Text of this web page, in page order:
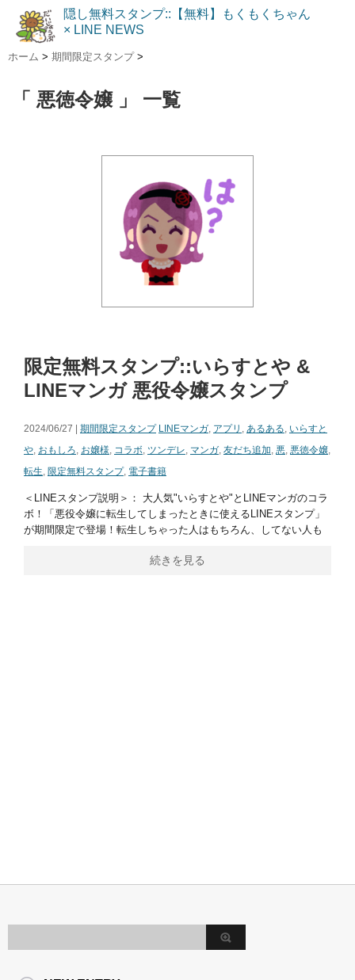
隠し無料スタンプ::【無料】もくもくちゃん
× LINE NEWS
ホーム > 期間限定スタンプ >
「 悪徳令嬢 」 一覧
限定無料スタンプ::いらすとや &
LINEマンガ 悪役令嬢スタンプ
2024/06/27 | 期間限定スタンプ LINEマンガ, アプリ , あるある, いらすと
や, おもしろ, お嬢様, コラボ, ツンデレ, マンガ, 友だち追加, 悪, 悪徳令嬢,
転生, 限定無料スタンプ, 電子書籍
＜LINEスタンプ説明＞： 大人気"いらすとや"とLINEマンガのコラ
ボ！「悪役令嬢に転生してしまったときに使えるLINEスタンプ」
が期間限定で登場！転生しちゃった人はもちろん、してない人も
続きを見る